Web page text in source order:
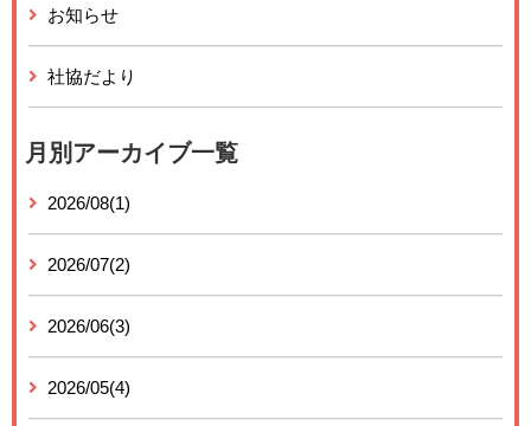
お知らせ
社協だより
月別アーカイブ一覧
2026/08(1)
2026/07(2)
2026/06(3)
2026/05(4)